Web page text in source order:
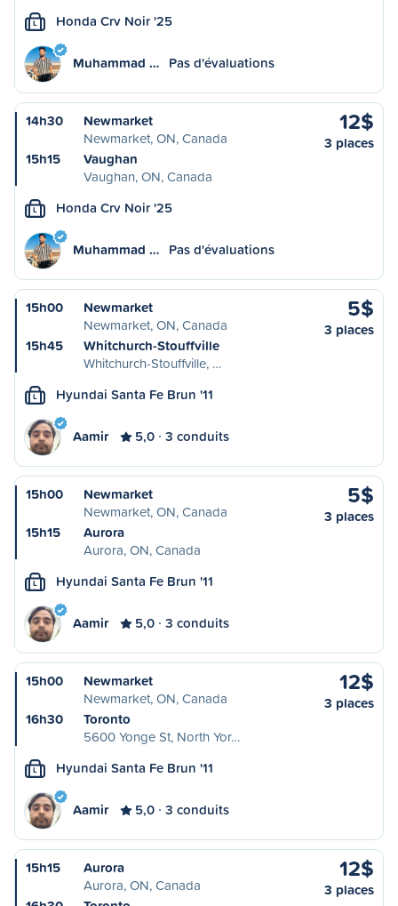
L Honda Crv Noir '25
Muhammad … Pas d'évaluations
14h30
Newmarket
Newmarket, ON, Canada
15h15
Vaughan
Vaughan, ON, Canada
12$
3 places
L Honda Crv Noir '25
Muhammad … Pas d'évaluations
15h00
Newmarket
Newmarket, ON, Canada
15h45
Whitchurch-Stouffville
Whitchurch-Stouffville, …
5$
3 places
L Hyundai Santa Fe Brun '11
Aamir 5,0 3 conduits
15h00
Newmarket
Newmarket, ON, Canada
15h15
Aurora
Aurora, ON, Canada
5$
3 places
L Hyundai Santa Fe Brun '11
Aamir 5,0 3 conduits
15h00
Newmarket
Newmarket, ON, Canada
16h30
Toronto
5600 Yonge St, North Yor…
12$
3 places
L Hyundai Santa Fe Brun '11
Aamir 5,0 3 conduits
15h15
Aurora
Aurora, ON, Canada
12$
3 places